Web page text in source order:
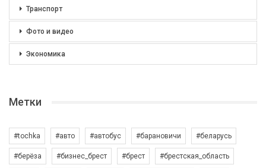
Транспорт
Фото и видео
Экономика
Метки
#tochka #авто #автобус #барановичи #беларусь
#берёза #бизнес_брест #брест #брестская_область